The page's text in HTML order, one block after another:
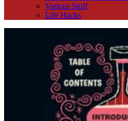
Various Stuff
Life Hacks